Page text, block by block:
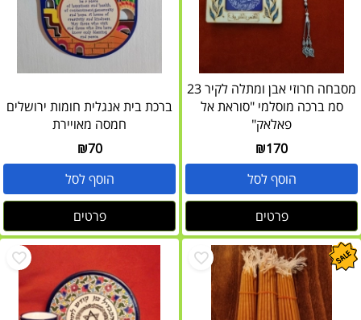
מסבחה חרוזי אבן ומתלה לקיר 23
סמ ברכה מוסלמי "סוראת אל
פאלאק"
₪170
הוסף לסל
פרטים
ברכת בית אנגלית חומות ירושלים
חמסה מאויירת
₪70
הוסף לסל
פרטים